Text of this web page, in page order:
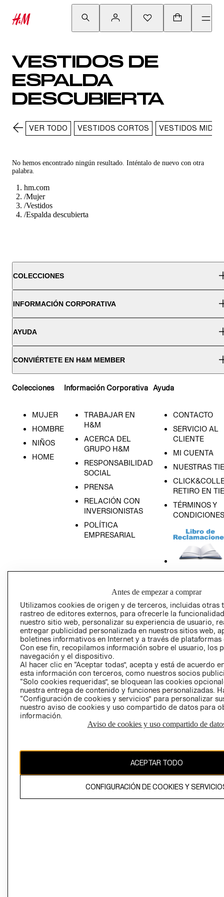
VESTIDOS DE
ESPALDA
DESCUBIERTA
VER TODO VESTIDOS CORTOS VESTIDOS MIDI
No hemos encontrado ningún resultado. Inténtalo de nuevo con otra
palabra.
hm.com
/Mujer
/Vestidos
/Espalda descubierta
COLECCIONES
INFORMACIÓN CORPORATIVA
AYUDA
CONVIÉRTETE EN H&M MEMBER
Colecciones
MUJER
HOMBRE
NIÑOS
HOME
Información Corporativa
TRABAJAR EN
H&M
ACERCA DEL
GRUPO H&M
RESPONSABILIDAD
SOCIAL
PRENSA
RELACIÓN CON
INVERSIONISTAS
POLÍTICA
EMPRESARIAL
Ayuda
CONTACTO
SERVICIO AL
CLIENTE
MI CUENTA
NUESTRAS
RETIRO EN
TÉRMINOS Y
CONDICIONES
PRIVACIDAD
GIFT CARD
AVISO DE
Perú (S/)
CAMBIAR REGIÓN
El contenido de esta página web está protegido por copyright y es
Antes de empezar a comprar
Utilizamos cookies de origen y de terceros, incluidas otras
rastreo de editores externos, para ofrecerle la
nuestro sitio web, personalizar su experiencia de usuario,
entregar publicidad personalizada en nuestros sitios web,
boletines informativos en Internet y a través de plataformas
Con ese fin, recopilamos información sobre el usuario, los
navegación y el dispositivo.
Al hacer clic en “Aceptar todas”, acepta y está de acuerdo
esta información con terceros, como nuestros socios
“Solo cookies requeridas”, se bloquean las cookies
nuestra entrega de contenido y funciones personalizadas.
“Configuración de cookies y servicios” para personalizar
nuestro aviso de cookies y uso compartido de datos para
información.
Aviso de cookies y uso compartido de
ACEPTAR TODO
CONFIGURACIÓN DE COOKIES Y